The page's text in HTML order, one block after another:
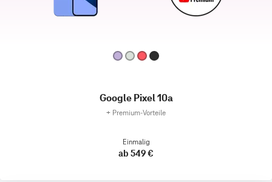
Google Pixel 10a
+ Premium‑Vorteile
Einmalig
ab 549 €